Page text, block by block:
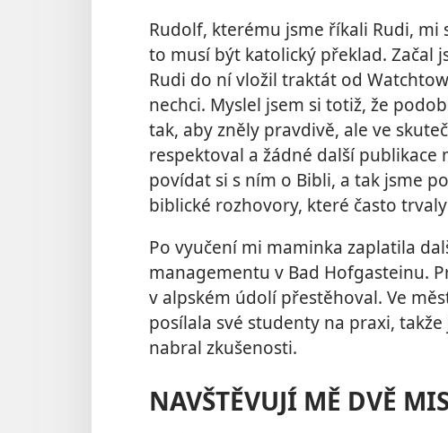
Rudolf, kterému jsme říkali Rudi, mi
to musí být katolický překlad. Začal
Rudi do ní vložil traktát od
nechci. Myslel jsem si totiž, že
tak, aby zněly pravdivě, ale ve
respektoval a žádné další
povídat si s ním o Bibli, a tak jsme
biblické rozhovory, které často
Po vyučení mi maminka zaplatila
managementu v Bad Hofgasteinu.
v alpském údolí přestěhoval. Ve
posílala své studenty na praxi,
nabral zkušenosti.
NAVŠTĚVUJÍ MĚ DVĚ